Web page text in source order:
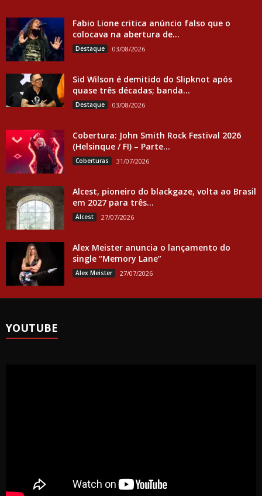
Fabio Lione critica anúncio falso que o
colocava na abertura de...
Destaque 03/08/2026
Sid Wilson é demitido do Slipknot após
quase três décadas; banda...
Destaque 03/08/2026
Cobertura: John Smith Rock Festival 2026
(Helsinque / FI) – Parte...
Coberturas 31/07/2026
Alcest, pioneiro do blackgaze, volta ao Brasil
em 2027 para três...
Alcest 27/07/2026
Alex Meister anuncia o lançamento do
single “Memory Lane”
Alex Meister 27/07/2026
YOUTUBE